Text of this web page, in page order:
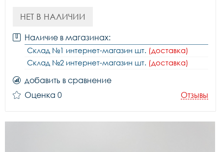
НЕТ В НАЛИЧИИ
Наличие в магазинах:
Склад №1 интернет-магазин шт. (доставка)
Склад №2 интернет-магазин шт. (доставка)
добавить в сравнение
Оценка 0
Отзывы